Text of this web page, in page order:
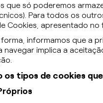
que só poderemos
Para todos os
Cookies, apresentado
forma, informamos que a
navegar implica a
os tipos de cookies